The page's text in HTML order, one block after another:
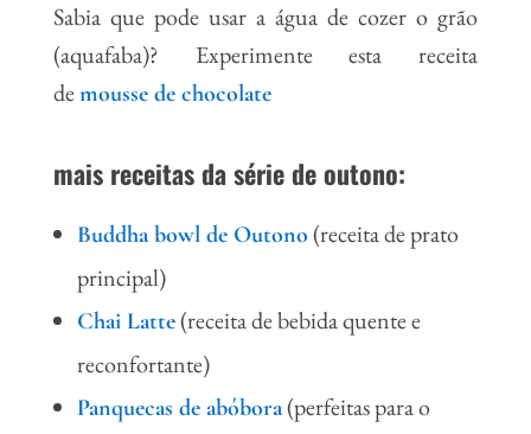
Sabia que pode usar a água de cozer o grão
(aquafaba)? Experimente esta receita
demousse de chocolate
mais receitas da série de outono:
Buddha bowl de Outono (receita de prato
principal)
Chai Latte(receita de bebida quente e
reconfortante)
Panquecas de abóbora(perfeitas para o